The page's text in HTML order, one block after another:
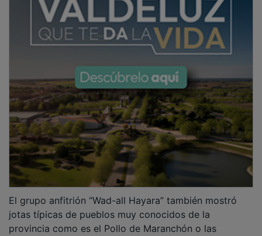
jotas típicas de pueblos muy conocidos de la
provincia como es el Pollo de Maranchón o las